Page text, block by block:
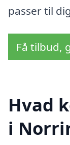
passer til
Få tilbud,
Hvad
i